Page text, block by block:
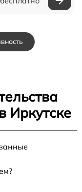
Иркутске